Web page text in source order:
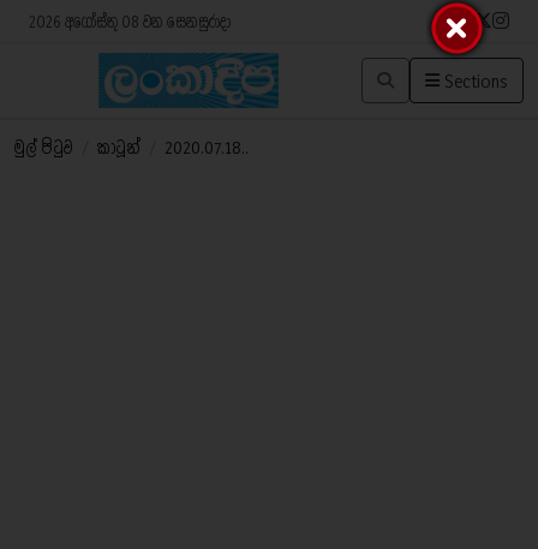
2026 අගෝස්තු 08 වන සෙනසුරාදා
Sections
මුල් පිටුව කාටූන් 2020.07.18..